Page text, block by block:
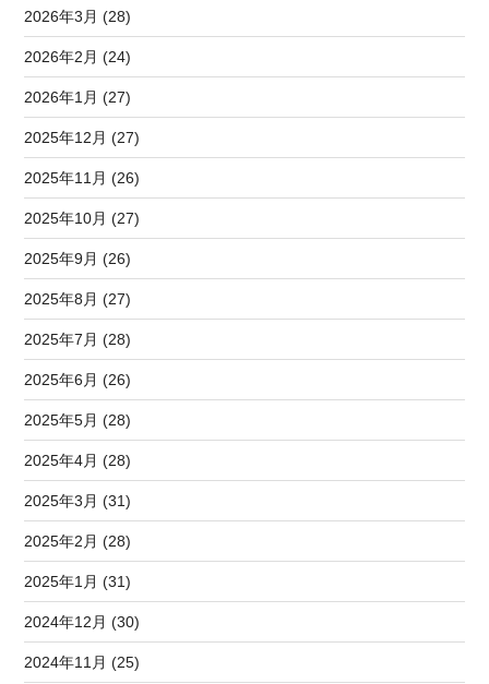
2026年3月 (28)
2026年2月 (24)
2026年1月 (27)
2025年12月 (27)
2025年11月 (26)
2025年10月 (27)
2025年9月 (26)
2025年8月 (27)
2025年7月 (28)
2025年6月 (26)
2025年5月 (28)
2025年4月 (28)
2025年3月 (31)
2025年2月 (28)
2025年1月 (31)
2024年12月 (30)
2024年11月 (25)